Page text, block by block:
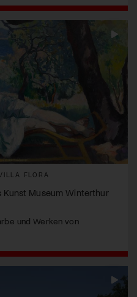
FLORA
Kunst Museum Winterthur
und Werken von